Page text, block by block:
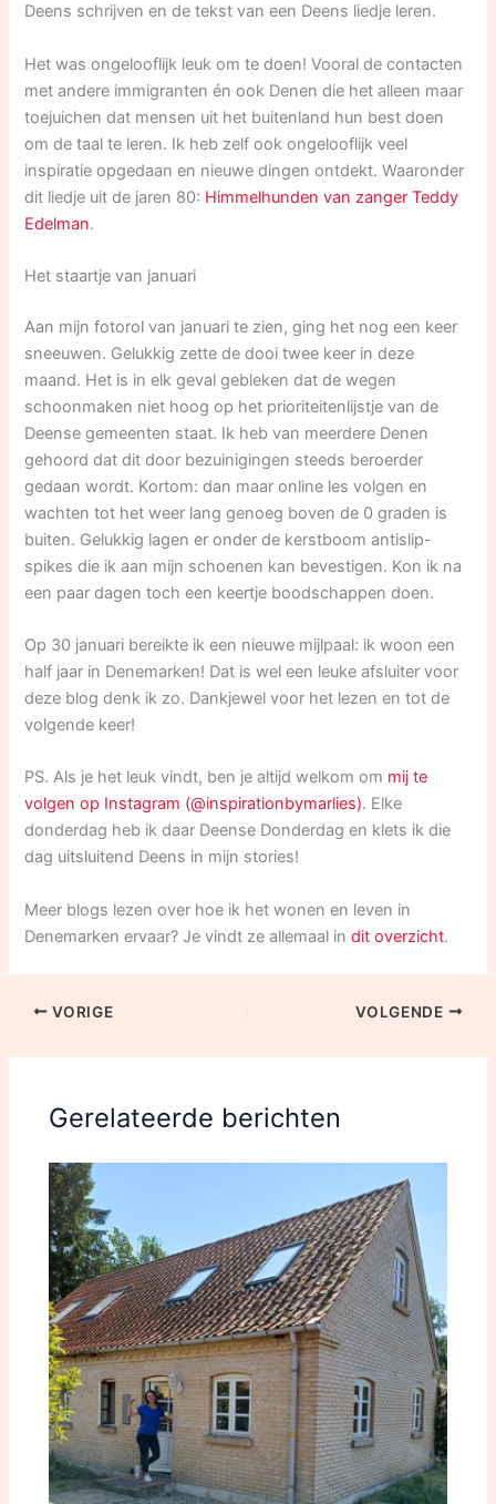
Deens schrijven en de tekst van een Deens liedje leren.
Het was ongelooflijk leuk om te doen! Vooral de contacten
met andere immigranten én ook Denen die het alleen maar
toejuichen dat mensen uit het buitenland hun best doen
om de taal te leren. Ik heb zelf ook ongelooflijk veel
inspiratie opgedaan en nieuwe dingen ontdekt. Waaronder
dit liedje uit de jaren 80: Himmelhunden van zanger Teddy
Edelman.
Het staartje van januari
Aan mijn fotorol van januari te zien, ging het nog een keer
sneeuwen. Gelukkig zette de dooi twee keer in deze
maand. Het is in elk geval gebleken dat de wegen
schoonmaken niet hoog op het prioriteitenlijstje van de
Deense gemeenten staat. Ik heb van meerdere Denen
gehoord dat dit door bezuinigingen steeds beroerder
gedaan wordt. Kortom: dan maar online les volgen en
wachten tot het weer lang genoeg boven de 0 graden is
buiten. Gelukkig lagen er onder de kerstboom antislip-
spikes die ik aan mijn schoenen kan bevestigen. Kon ik na
een paar dagen toch een keertje boodschappen doen.
Op 30 januari bereikte ik een nieuwe mijlpaal: ik woon een
half jaar in Denemarken! Dat is wel een leuke afsluiter voor
deze blog denk ik zo. Dankjewel voor het lezen en tot de
volgende keer!
PS. Als je het leuk vindt, ben je altijd welkom om mij te
volgen op Instagram (@inspirationbymarlies). Elke
donderdag heb ik daar Deense Donderdag en klets ik die
dag uitsluitend Deens in mijn stories!
Meer blogs lezen over hoe ik het wonen en leven in
Denemarken ervaar? Je vindt ze allemaal indit overzicht.
VORIGE VOLGENDE
Gerelateerde berichten